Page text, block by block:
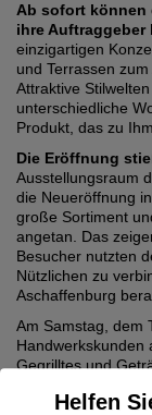
Ab sofort können
ihre Auftraggeber
einzigartigen
und Terrassen
Attraktive
unterschiedliche
Produkt, das zu
Die Eröffnung
Ausstellungsraum
die Neueröffnung
große Sortiment
angetan. Das
Besucher nutzten
Nützlichen zu
Aschaffenburg
Am Samstag, dem
Handwerkskunden
Gegrilltes und
unterhielt ein
Helfen